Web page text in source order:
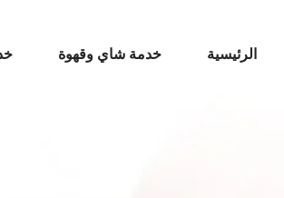
الرئيسية خدمة شاي وقهوة